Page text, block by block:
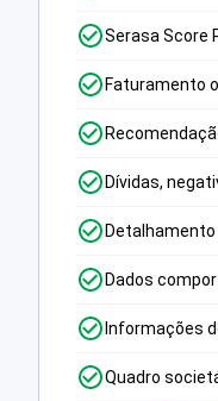
Serasa Score
Faturamento
Dívidas,
Dados
Informações
Quadro